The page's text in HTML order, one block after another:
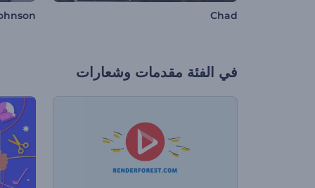
Chad
في الفئة مقدمات وشعارات